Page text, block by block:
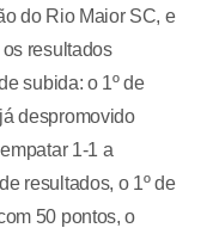
do Rio Maior SC, e
resultados
subida: o 1º de
despromovido
1-1 a
resultados, o 1º de
50 pontos, o